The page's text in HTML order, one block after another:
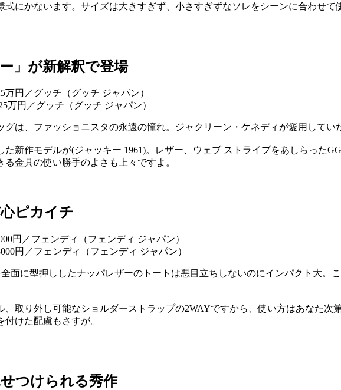
にかないます。サイズは大きすぎず、小さすぎずなソレをシーンに合わせて
」が新解釈で登場
万円／グッチ（グッチ ジャパン）
グは、ファッショニスタの永遠の憧れ。ジャクリーン・ケネディが愛用してい
新作モデルが(ジャッキー 1961)。レザー、ウェブ ストライプをあしらった
金具の使い勝手のよさも上々ですよ。
ピカイチ
円／フェンディ（フェンディ ジャパン）
面に型押ししたナッパレザーのトートは悪目立ちしないのにインパクト大。
取り外し可能なショルダーストラップの2WAYですから、使い方はあなた
けた配慮もさすが。
つけられる秀作